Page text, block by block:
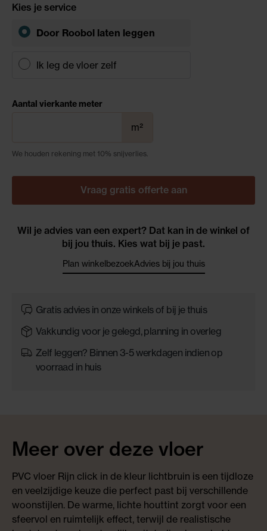
Kies je service
Door Roobol laten leggen
Ik leg de vloer zelf
Aantal vierkante meter
m²
We houden rekening met 10% snijverlies.
Vraag gratis offerte aan
Wil je advies van een expert? Dat kan in de winkel of
bij jou thuis. Kies wat bij je past.
Plan winkelbezoekAdvies bij jou thuis
Gratis advies in onze winkels of bij je thuis
Vakkundig voor je gelegd, planning in overleg
Zelf leggen? Binnen 3-5 werkdagen indien op
voorraad in huis
Meer over deze vloer
PVC vloer Rijn click in de kleur lichtbruin is een tijdloze
en veelzijdige keuze die perfect past bij verschillende
woonstijlen. De warme, lichte houttint zorgt voor een
sfeervol en ruimtelijk effect, terwijl de realistische